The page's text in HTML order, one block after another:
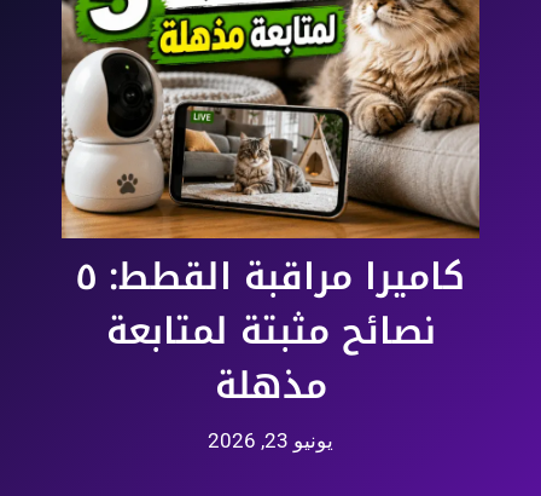
كاميرا مراقبة القطط: ٥
نصائح مثبتة لمتابعة
مذهلة
يونيو 23, 2026